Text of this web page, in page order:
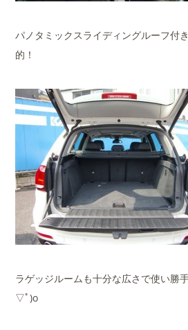
パノタミックスライディングルーフ付
的！
ラゲッジルームも十分な広さで使い勝
▽ﾟ)o